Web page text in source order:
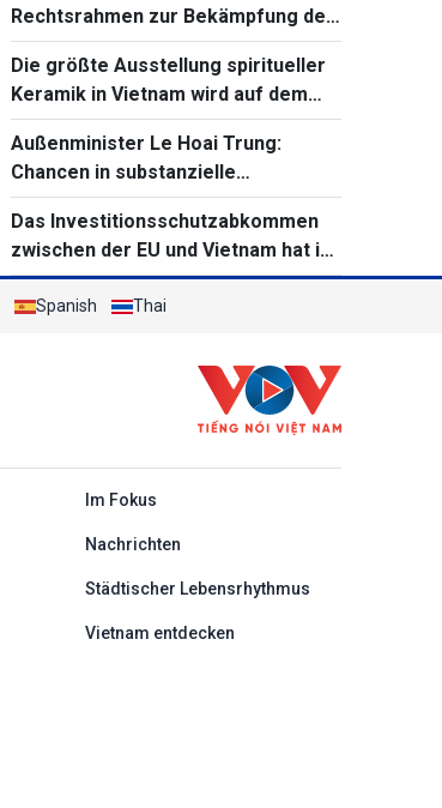
Rechtsrahmen zur Bekämpfung der
Verbreitung von
Massenvernichtungswaffen
Die größte Ausstellung spiritueller
Keramik in Vietnam wird auf dem
Ba-Den-Berg stattfinden
Außenminister Le Hoai Trung:
Chancen in substanzielle
Entwicklungsergebnisse
verwandeln
Das Investitionsschutzabkommen
zwischen der EU und Vietnam hat in
Frankreich einen neuen Fortschritt
Spanish Thai
Im Fokus
Nachrichten
Städtischer Lebensrhythmus
Vietnam entdecken